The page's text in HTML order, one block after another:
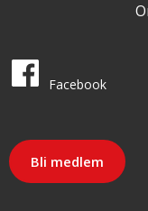
LO i sosiale
Facebook
Bli medlem